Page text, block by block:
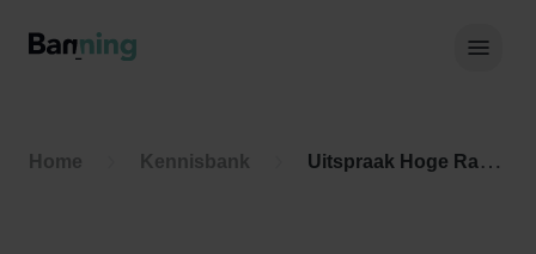
Home Kennisbank Uitspraak Hoge Raad: Schadestaatprocedure. Beslagrecht (ECLI:NL:HR:2024:328, 8 maart 2024, 23/00578)